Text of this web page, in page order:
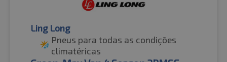
Ling Long
Pneus para todas as condições
climatéricas